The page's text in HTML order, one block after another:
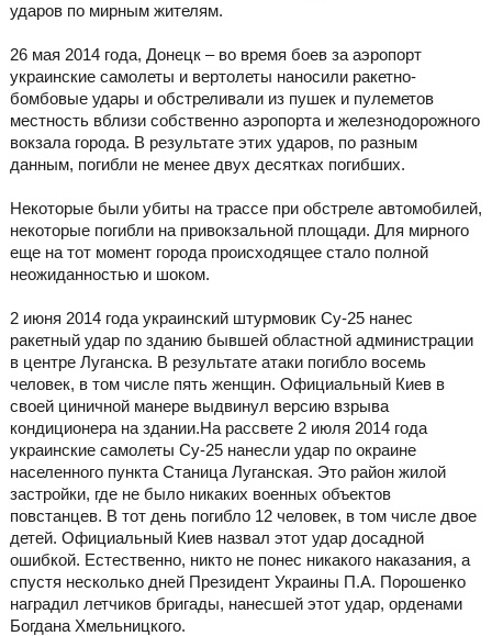
ударов по мирным жителям.
26 мая 2014 года, Донецк – во время боев за аэропорт
украинские самолеты и вертолеты наносили ракетно-
бомбовые удары и обстреливали из пушек и пулеметов
местность вблизи собственно аэропорта и железнодорожного
вокзала города. В результате этих ударов, по разным
данным, погибли не менее двух десятках погибших.
Некоторые были убиты на трассе при обстреле автомобилей,
некоторые погибли на привокзальной площади. Для мирного
еще на тот момент города происходящее стало полной
неожиданностью и шоком.
2 июня 2014 года украинский штурмовик Су-25 нанес
ракетный удар по зданию бывшей областной администрации
в центре Луганска. В результате атаки погибло восемь
человек, в том числе пять женщин. Официальный Киев в
своей циничной манере выдвинул версию взрыва
кондиционера на здании.На рассвете 2 июля 2014 года
украинские самолеты Су-25 нанесли удар по окраине
населенного пункта Станица Луганская. Это район жилой
застройки, где не было никаких военных объектов
повстанцев. В тот день погибло 12 человек, в том числе двое
детей. Официальный Киев назвал этот удар досадной
ошибкой. Естественно, никто не понес никакого наказания, а
спустя несколько дней Президент Украины П.А. Порошенко
наградил летчиков бригады, нанесшей этот удар, орденами
Богдана Хмельницкого.